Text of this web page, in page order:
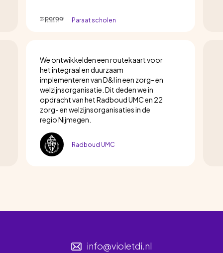
Paraat scholen
We ontwikkelden een routekaart voor
het integraal en duurzaam
implementeren van D&I in een zorg- en
welzijnsorganisatie. Dit deden we in
opdracht van het Radboud UMC en 22
zorg- en welzijnsorganisaties in de
regio Nijmegen.
Radboud UMC
info@violetdi.nl